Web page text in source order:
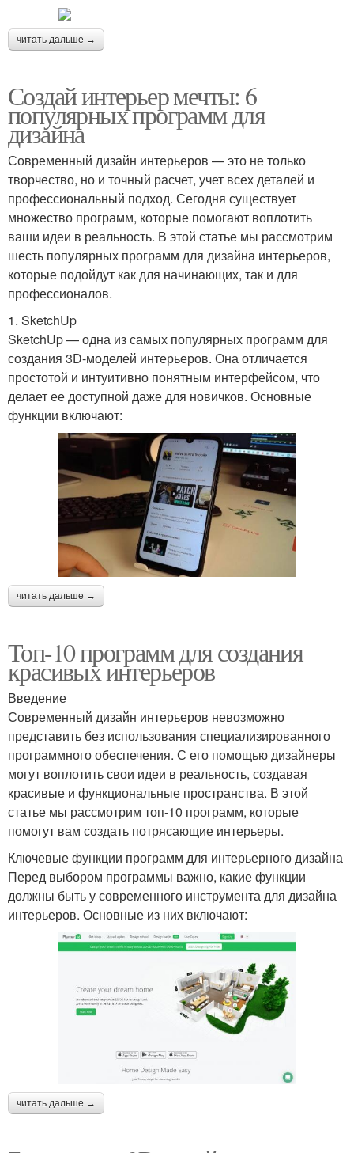
читать дальше →
Создай интерьер мечты: 6
популярных программ для
дизайна
Современный дизайн интерьеров — это не только
творчество, но и точный расчет, учет всех деталей и
профессиональный подход. Сегодня существует
множество программ, которые помогают воплотить
ваши идеи в реальность. В этой статье мы рассмотрим
шесть популярных программ для дизайна интерьеров,
которые подойдут как для начинающих, так и для
профессионалов.
1. SketchUp
SketchUp — одна из самых популярных программ для
создания 3D-моделей интерьеров. Она отличается
простотой и интуитивно понятным интерфейсом, что
делает ее доступной даже для новичков. Основные
функции включают:
читать дальше →
Топ-10 программ для создания
красивых интерьеров
Введение
Современный дизайн интерьеров невозможно
представить без использования специализированного
программного обеспечения. С его помощью дизайнеры
могут воплотить свои идеи в реальность, создавая
красивые и функциональные пространства. В этой
статье мы рассмотрим топ-10 программ, которые
помогут вам создать потрясающие интерьеры.
Ключевые функции программ для интерьерного дизайна
Перед выбором программы важно, какие функции
должны быть у современного инструмента для дизайна
интерьеров. Основные из них включают:
читать дальше →